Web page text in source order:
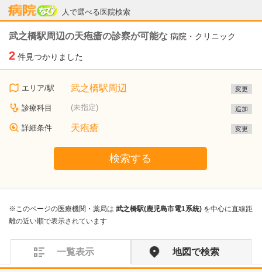
人で選べる医院検索
病院なび
武之橋駅周辺の天疱瘡の診察が可能な 病院・クリニック
2 件見つかりました
エリア/駅 武之橋駅周辺 変更
診療科目 (未指定) 追加
詳細条件 天疱瘡 変更
検索する
※このページの医療機関・薬局は 武之橋駅(鹿児島市電1系統) を中心に直線距
離の近い順で表示されています
一覧表示 地図で検索